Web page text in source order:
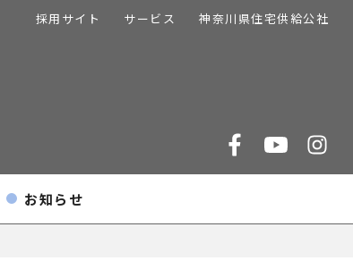
採用サイト サービス 神奈川県住宅供給公社
お知らせ